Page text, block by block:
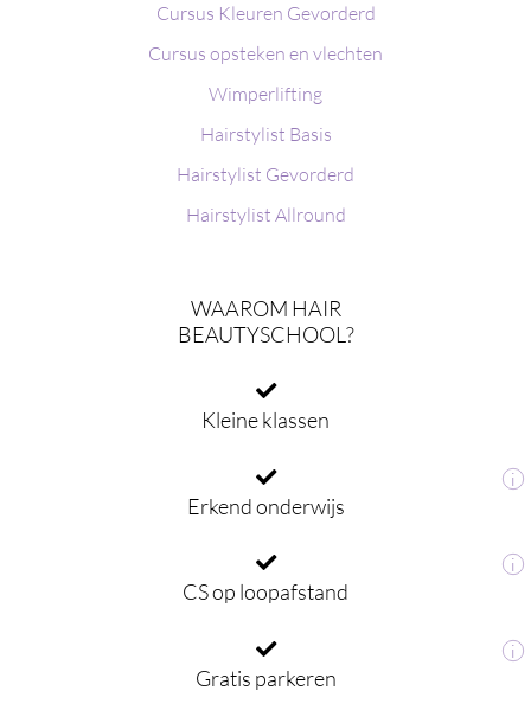
Cursus Kleuren Gevorderd
Cursus opsteken en vlechten
Wimperlifting
Hairstylist Basis
Hairstylist Gevorderd
Hairstylist Allround
WAAROM HAIR
BEAUTYSCHOOL?
Kleine klassen
i
Erkend onderwijs
i
CS op loopafstand
i
Gratis parkeren